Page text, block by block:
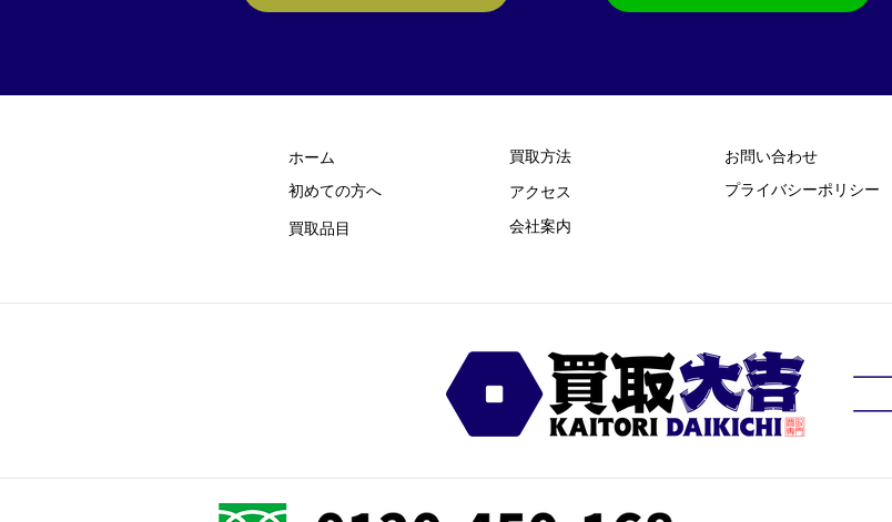
ホーム
初めての方​へ
買取品目
買取方法
​アクセス
お問い合わせ
プライバシーポリシー
​会社案内